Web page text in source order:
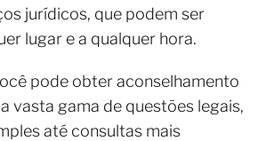
jurídicos, que podem ser
lugar e a qualquer hora.
pode obter aconselhamento
vasta gama de questões legais,
até consultas mais